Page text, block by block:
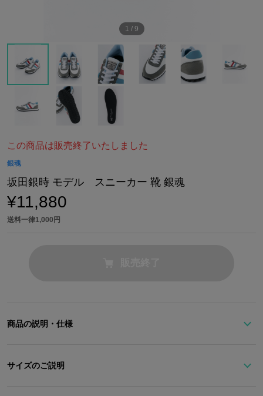
1 / 9
この商品は販売終了いたしました
銀魂
坂田銀時 モデル スニーカー 靴 銀魂
¥11,880
送料一律1,000円
商品の説明・仕様
『銀魂』に登場する坂田銀時をイメージしたスニーカーです。
サイズのご説明